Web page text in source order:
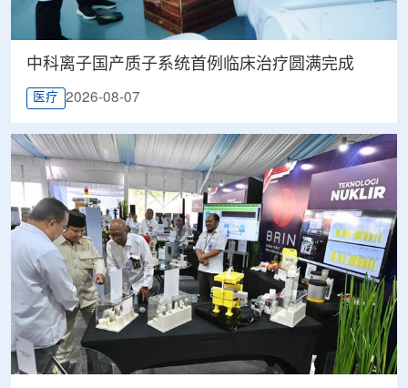
中科离子国产质子系统首例临床治疗圆满完成
医疗 2026-08-07